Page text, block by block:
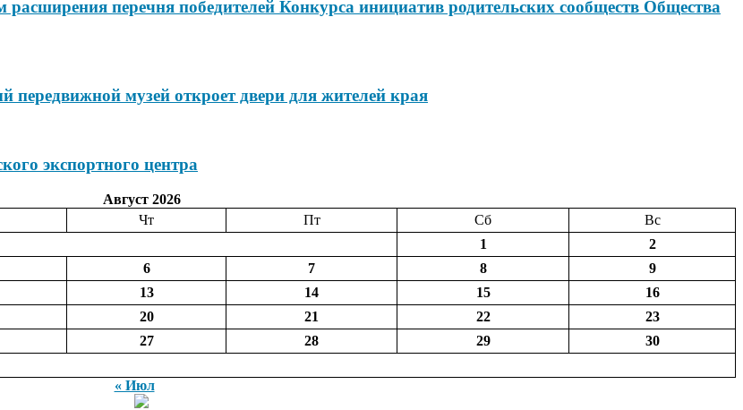
перечня победителей Конкурса инициатив родительских сообществ Общества
музей откроет двери для жителей края
экспортного центра
Август 2026
Чт Пт Сб
Вс
1
2
6 7 8
9
13 14 15
16
20 21 22
23
27 28 29
30
« Июл